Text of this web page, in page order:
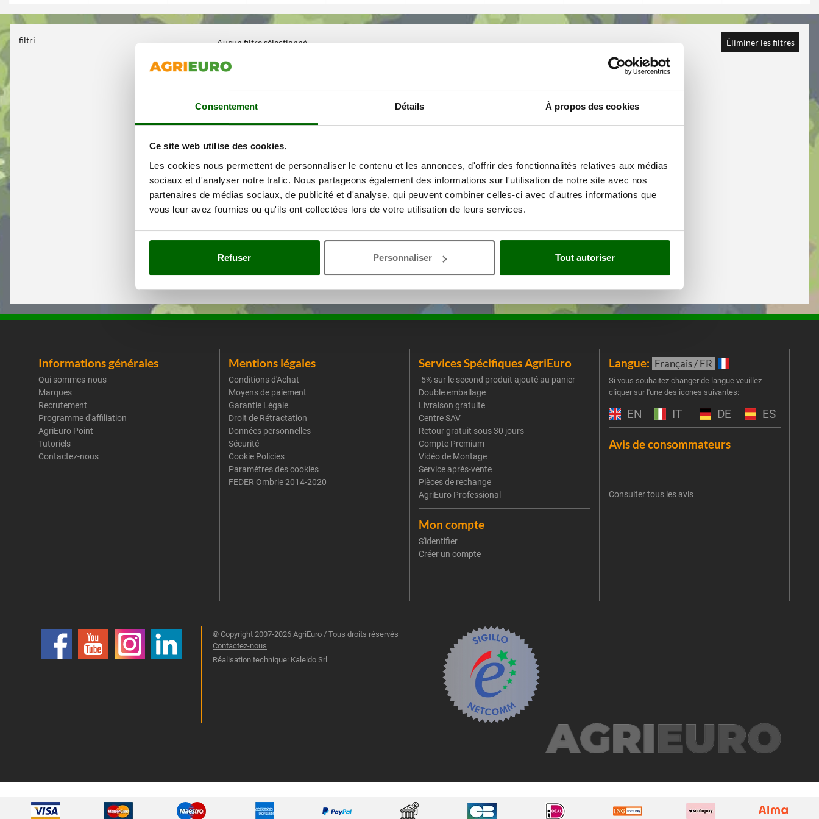
Consentement Détails À propos des cookies
Ce site web utilise des cookies.
Les cookies nous permettent de personnaliser le contenu et les annonces, d'offrir des fonctionnalités relatives aux médias
sociaux et d'analyser notre trafic. Nous partageons également des informations sur l'utilisation de notre site avec nos
partenaires de médias sociaux, de publicité et d'analyse, qui peuvent combiner celles-ci avec d'autres informations que
vous leur avez fournies ou qu'ils ont collectées lors de votre utilisation de leurs services.
Refuser Personnaliser Tout autoriser
filtri Aucun filtre sélectionné Éliminer les filtres
Informations générales
Qui sommes-nous
Marques
Recrutement
Programme d'affiliation
AgriEuro Point
Tutoriels
Contactez-nous
Mentions légales
Conditions d'Achat
Moyens de paiement
Garantie Légale
Droit de Rétractation
Données personnelles
Sécurité
Cookie Policies
Paramètres des cookies
FEDER Ombrie 2014-2020
Services Spécifiques AgriEuro
-5% sur le second produit ajouté au panier
Double emballage
Livraison gratuite
Centre SAV
Retour gratuit sous 30 jours
Compte Premium
Vidéo de Montage
Service après-vente
Pièces de rechange
AgriEuro Professional
Mon compte
S'identifier
Créer un compte
Langue: Français / FR
Si vous souhaitez changer de langue veuillez
cliquer sur l'une des icones suivantes:
EN IT DE ES
Avis de consommateurs
Consulter tous les avis
© Copyright 2007-2026 AgriEuro / Tous droits réservés
Contactez-nous
Réalisation technique: Kaleido Srl